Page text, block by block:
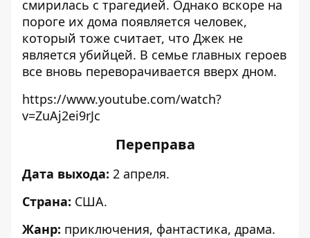
смирилась с трагедией. Однако вскоре на
пороге их дома появляется человек,
который тоже считает, что Джек не
является убийцей. В семье главных героев
все вновь переворачивается вверх дном.
https://www.youtube.com/watch?
v=ZuAj2ei9rJc
Переправа
Дата выхода: 2 апреля.
Страна: США.
Жанр: приключения, фантастика, драма.